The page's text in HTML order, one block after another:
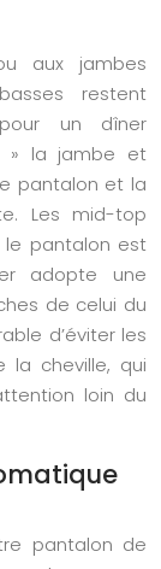
aux jambes
restent
un dîner
» la jambe et
pantalon et la
Les mid-top
le pantalon est
adopte une
de celui du
d’éviter les
la cheville, qui
loin du
pantalon de